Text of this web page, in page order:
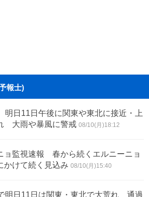
報士)
日11日午後に関東や東北に接近・上
大雨や暴風に警戒 08/10(月)18:12
ョ監視速報 春から続くエルニーニョ
かけて続く見込み 08/10(月)15:40
明日11日は関東・東北で大荒れ 通過